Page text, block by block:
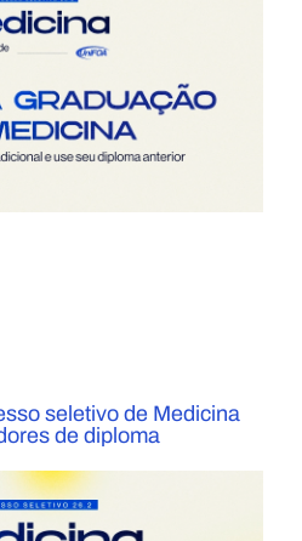
seletivo de Medicina
de diploma